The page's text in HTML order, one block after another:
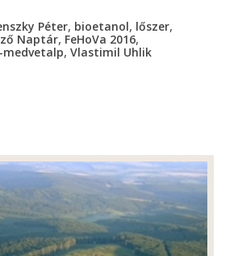
Péter, bioetanol, lőszer,
Naptár, FeHoVa 2016,
medvetalp, Vlastimil Uhlik